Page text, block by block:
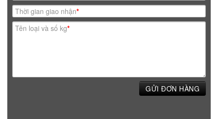
Thời gian giao nhận*
Tên loại và số kg*
GỬI ĐƠN HÀNG